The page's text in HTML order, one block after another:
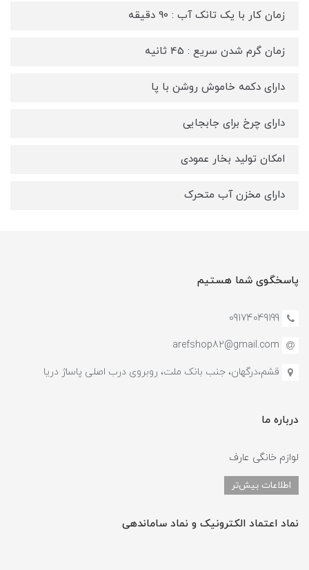
زمان کار با یک تانک آب : 90 دقیقه
زمان گرم شدن سریع : 45 ثانیه
دارای دکمه خاموش روشن با پا
دارای چرخ برای جابجایی
امکان تولید بخار عمودی
دارای مخزن آب متحرک
پاسخگوی شما هستیم
09174049199
arefshop82@gmail.com
قشم،درگهان، جنب بانک ملت، روبروی درب اصلی پاساژ دریا
درباره ما
لوازم خانگی عارف
اطلاعات بیش‌تر
نماد اعتماد الکترونیک و نماد ساماندهی